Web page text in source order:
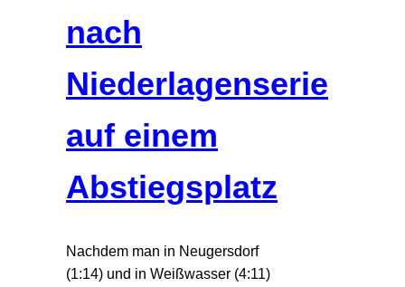
nach
Niederlagenserie
auf einem
Abstiegsplatz
Nachdem man in Neugersdorf
(1:14) und in Weißwasser (4:11)